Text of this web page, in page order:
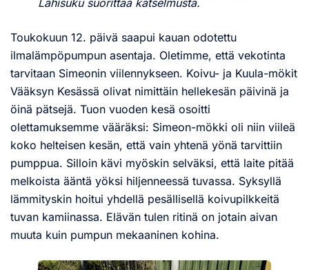
Toukokuun 12. päivä saapui kauan odotettu
ilmalämpöpumpun asentaja. Oletimme, että vekotinta
tarvitaan Simeonin viilennykseen. Koivu- ja Kuula-mökit
Vääksyn Kesässä olivat nimittäin hellekesän päivinä ja
öinä pätsejä. Tuon vuoden kesä osoitti
olettamuksemme vääräksi: Simeon-mökki oli niin viileä
koko helteisen kesän, että vain yhtenä yönä tarvittiin
pumppua. Silloin kävi myöskin selväksi, että laite pitää
melkoista ääntä yöksi hiljenneessä tuvassa. Syksyllä
lämmityskin hoitui yhdellä pesällisellä koivupilkkeitä
tuvan kamiinassa. Elävän tulen ritinä on jotain aivan
muuta kuin pumpun mekaaninen kohina.